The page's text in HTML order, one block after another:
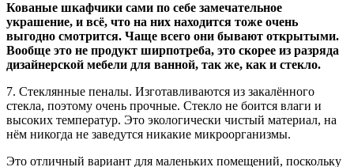
Кованые шкафчики сами по себе замечательное
украшение, и всё, что на них находится тоже очень
выгодно смотрится. Чаще всего они бывают открытыми.
Вообще это не продукт ширпотреба, это скорее из разряда
дизайнерской мебели для ванной, так же, как и стекло.
7. Стеклянные пеналы. Изготавливаются из закалённого
стекла, поэтому очень прочные. Стекло не боится влаги и
высоких температур. Это экологически чистый материал, на
нём никогда не заведутся никакие микроорганизмы.
Это отличный вариант для маленьких помещений, поскольку